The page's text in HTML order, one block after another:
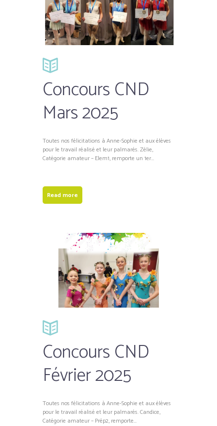
Concours CND
Mars 2025
Toutes nos félicitations à Anne-Sophie et aux élèves
pour le travail réalisé et leur palmarés. Zélie,
Catégorie amateur – Elem1, remporte un 1er...
Read more
Concours CND
Février 2025
Toutes nos félicitations à Anne-Sophie et aux élèves
pour le travail réalisé et leur palmarés. Candice,
Catégorie amateur – Prép2, remporte...